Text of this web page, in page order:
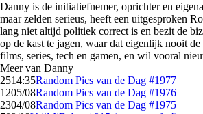
Danny is de initiatiefnemer, oprichter en
maar zelden serieus, heeft een uitgesproken
lang niet altijd politiek correct is en bezit de
op de kast te jagen, waar dat eigenlijk nooit
films, series, tech en gamen, en wil vooral
Meer van Danny
2514:35Random Pics van de Dag #1977
1205/08Random Pics van de Dag #1976
2304/08Random Pics van de Dag #1975